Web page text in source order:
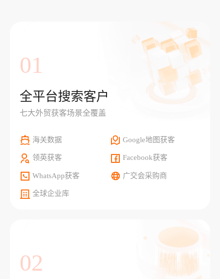
01
全平台搜索客户
七大外贸获客场景全覆盖
海关数据 Google地图获客
领英获客 Facebook获客
WhatsApp获客 广交会采购商
全球企业库
02